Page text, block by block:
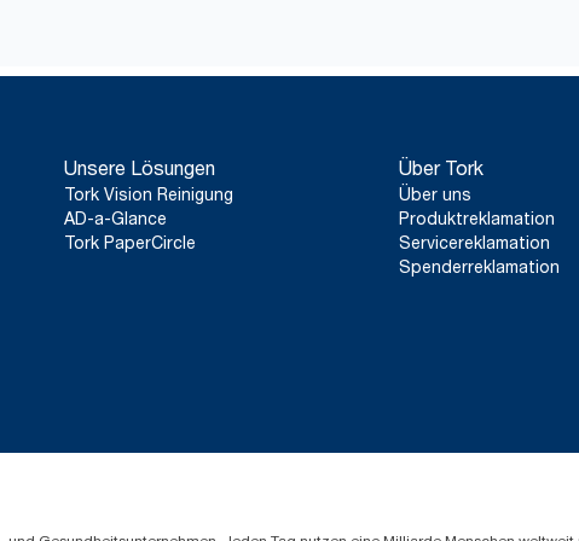
Unsere Lösungen
Tork Vision Reinigung
AD-a-Glance
Tork PaperCircle
Über Tork
Über uns
Produktreklamation
Servicereklamation
Spenderreklamation